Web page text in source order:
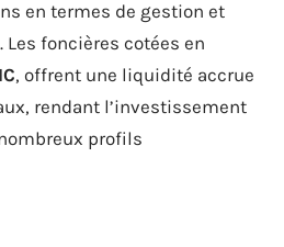
en termes de gestion et
foncières cotées en
, offrent une liquidité accrue
rendant l’investissement
profils